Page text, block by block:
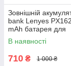
Зовнішній
bank Lenyes
mAh батарея для
заряджання,
В наявності
710 ₴ 1 000 ₴